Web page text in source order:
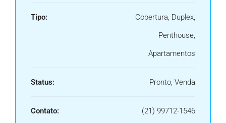
Tipo:
Cobertura, Duplex,
Penthouse,
Apartamentos
Status: Pronto, Venda
Contato: (21) 99712-1546